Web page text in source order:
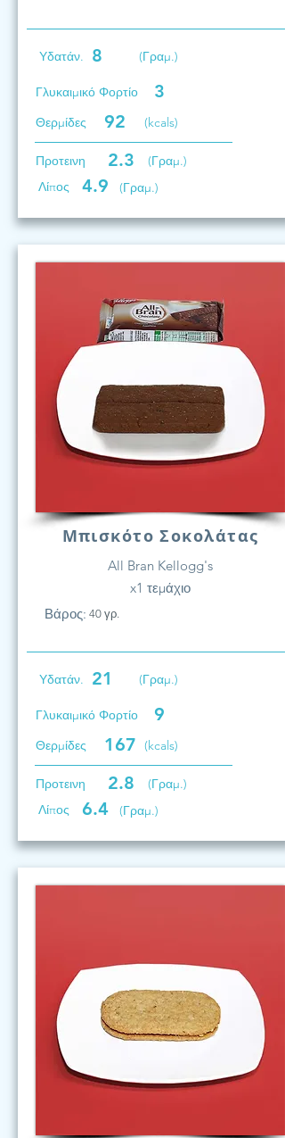
Υδατάν. 8 (Γραμ.)
Γλυκαιμικό Φορτίο 3
Θερμίδες 92 (kcals)
Προτεινη 2.3
(Γραμ.)
Λίπος
4.9 (Γραμ.)
Μπισκότο Σοκολάτας
All Bran Kellogg's
x1 τεμάχιο
Βάρος: 40 γρ.
Υδατάν. 21 (Γραμ.)
Γλυκαιμικό Φορτίο 9
Θερμίδες 167 (kcals)
Προτεινη 2.8
(Γραμ.)
Λίπος
6.4 (Γραμ.)